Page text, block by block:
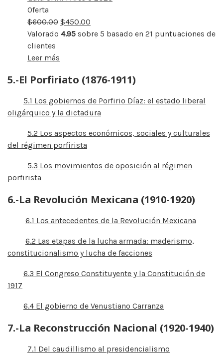
Oferta
rebajado
$600.00 $450.00
Valorado 4.95 sobre 5 basado en 21 puntuaciones de
clientes
Leer más
5.-El Porfiriato (1876-1911)
5.1 Los gobiernos de Porfirio Díaz: el estado liberal
oligárquico y la dictadura
5.2 Los aspectos económicos, sociales y culturales
del régimen porfirista
5.3 Los movimientos de oposición al régimen
porfirista
6.-La Revolución Mexicana (1910-1920)
6.1 Los antecedentes de la Revolución Mexicana
6.2 Las etapas de la lucha armada: maderismo,
constitucionalismo y lucha de facciones
6.3 El Congreso Constituyente y la Constitución de
1917
6.4 El gobierno de Venustiano Carranza
7.-La Reconstrucción Nacional (1920-1940)
7.1 Del caudillismo al presidencialismo